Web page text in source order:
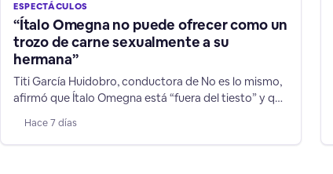
ESPECTÁCULOS
“Ítalo Omegna no puede ofrecer como un
trozo de carne sexualmente a su
hermana”
Titi García Huidobro, conductora de No es lo mismo,
afirmó que Ítalo Omegna está “fuera del tiesto” y que
son humor.
Hace 7 días